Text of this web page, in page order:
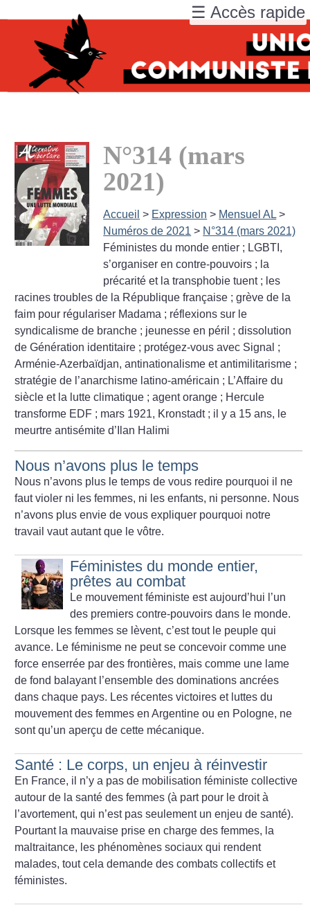
N°314 (mars
2021)
Accueil > Expression > Mensuel AL >
Numéros de 2021 > N°314 (mars 2021)
Féministes du monde entier ; LGBTI,
s’organiser en contre-pouvoirs ; la
précarité et la transphobie tuent ; les
racines troubles de la République française ; grève de la
faim pour régulariser Madama ; réflexions sur le
syndicalisme de branche ; jeunesse en péril ; dissolution
de Génération identitaire ; protégez-vous avec Signal ;
Arménie-Azerbaïdjan, antinationalisme et antimilitarisme ;
stratégie de l’anarchisme latino-américain ; L’Affaire du
siècle et la lutte climatique ; agent orange ; Hercule
transforme EDF ; mars 1921, Kronstadt ; il y a 15 ans, le
meurtre antisémite d’Ilan Halimi
Nous n’avons plus le temps
Nous n’avons plus le temps de vous redire pourquoi il ne
faut violer ni les femmes, ni les enfants, ni personne. Nous
n’avons plus envie de vous expliquer pourquoi notre
travail vaut autant que le vôtre.
Féministes du monde entier,
prêtes au combat
Le mouvement féministe est aujourd’hui l’un
des premiers contre-pouvoirs dans le monde.
Lorsque les femmes se lèvent, c’est tout le peuple qui
avance. Le féminisme ne peut se concevoir comme une
force enserrée par des frontières, mais comme une lame
de fond balayant l’ensemble des dominations ancrées
dans chaque pays. Les récentes victoires et luttes du
mouvement des femmes en Argentine ou en Pologne, ne
sont qu’un aperçu de cette mécanique.
Santé : Le corps, un enjeu à réinvestir
En France, il n’y a pas de mobilisation féministe collective
autour de la santé des femmes (à part pour le droit à
l’avortement, qui n’est pas seulement un enjeu de santé).
Pourtant la mauvaise prise en charge des femmes, la
maltraitance, les phénomènes sociaux qui rendent
malades, tout cela demande des combats collectifs et
féministes.
☰ Accès rapide